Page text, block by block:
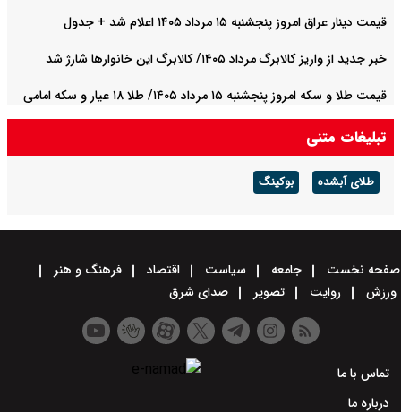
قیمت دینار عراق امروز پنجشنبه ۱۵ مرداد ۱۴۰۵ اعلام شد + جدول
خبر جدید از واریز کالابرگ مرداد ۱۴۰۵/ کالابرگ این خانوارها شارژ شد
قیمت طلا و سکه امروز پنجشنبه ۱۵ مرداد ۱۴۰۵/ طلا ۱۸ عیار و سکه امامی
امروز چند؟ + جدول
تبلیغات متنی
طلای آبشده بوکینگ
صفحه نخست جامعه سیاست اقتصاد
فرهنگ و هنر
ورزش
روایت تصویر صدای شرق
تماس با ما
درباره ما